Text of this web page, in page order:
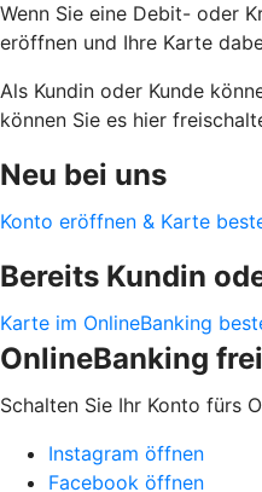
Wenn Sie eine Debit- oder
eröffnen und Ihre Karte
Als Kundin oder Kunde
können Sie es hier
Neu bei uns
Konto eröffnen & Karte
Bereits Kundin
Karte im OnlineBanking
OnlineBanking
Schalten Sie Ihr Konto fürs
Instagram öffnen
Facebook öffnen